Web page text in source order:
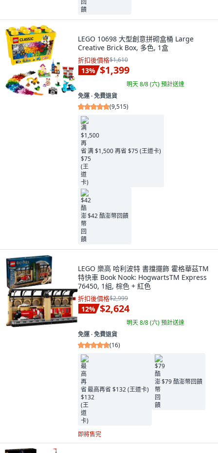
LEGO 10698 大型創意拼砌盒桶 Large
Creative Brick Box, 多色, 1盒
折扣後價格$1,610
13% $1,399
明天 8/8 (六)預計送達
免運 ∙ 免費退貨
(9,515)
满 $1,500 再省 $75 (王道卡)
$42 酷澎幣回饋
LEGO 樂高 哈利波特 書擋擺飾 霍格華茲TM
特快車 Book Nook: HogwartsTM Express
76450, 1組, 棕色 + 紅色
折扣後價格$2,999
12% $2,624
明天 8/8 (六)預計送達
免運 ∙ 免費退貨
(16)
最高再省 $132 (王道卡)
$79 酷澎幣回饋
即將售完